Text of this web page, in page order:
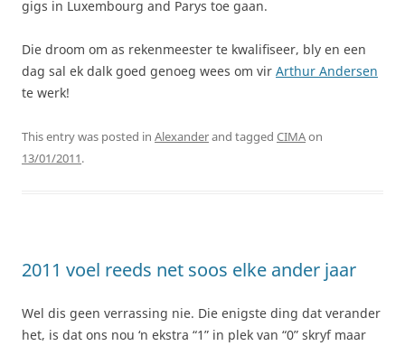
gigs in Luxembourg and Parys toe gaan.
Die droom om as rekenmeester te kwalifiseer, bly en een
dag sal ek dalk goed genoeg wees om vir Arthur Andersen
te werk!
This entry was posted in Alexanderand tagged CIMAon
13/01/2011.
2011 voel reeds net soos elke ander jaar
Wel dis geen verrassing nie. Die enigste ding dat verander
het, is dat ons nou ‘n ekstra “1” in plek van “0” skryf maar